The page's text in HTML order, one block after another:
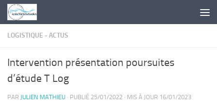
Skip to content
LOGISTIQUE - ACTUS
Intervention présentation poursuites
d’étude T Log
PAR JULIEN MATHIEU · PUBLIÉ 25/01/2022 · MIS À JOUR 16/01/2023